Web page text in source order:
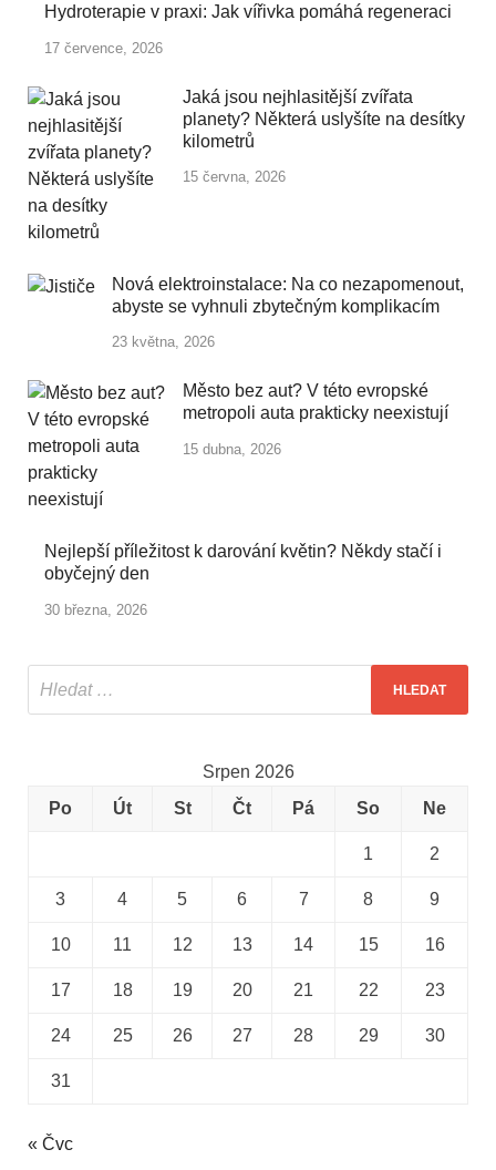
Hydroterapie v praxi: Jak vířivka pomáhá regeneraci
17 července, 2026
Jaká jsou nejhlasitější zvířata
planety? Některá uslyšíte na desítky
kilometrů
15 června, 2026
Nová elektroinstalace: Na co nezapomenout,
abyste se vyhnuli zbytečným komplikacím
23 května, 2026
Město bez aut? V této evropské
metropoli auta prakticky neexistují
15 dubna, 2026
Nejlepší příležitost k darování květin? Někdy stačí i
obyčejný den
30 března, 2026
Srpen 2026
Po
Út St Čt Pá So Ne
1 2
3 4 5 6 7 8 9
10 11 12 13 14 15 16
17 18 19 20 21 22 23
24 25 26 27 28 29 30
31
« Čvc